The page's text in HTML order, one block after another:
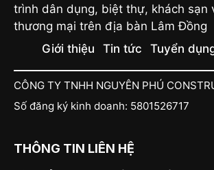
trình dân dụng, biệt thự, khách sạn
thương mại trên địa bàn Lâm Đồng
Giới thiệu
Tin tức Tuyển
CÔNG TY TNHH NGUYÊN PHÚ
Số đăng ký kinh doanh: 5801526717
THÔNG TIN LIÊN HỆ